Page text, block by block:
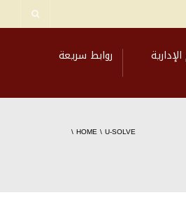
روابط سريعة
HOME \ U-SOLVE
\